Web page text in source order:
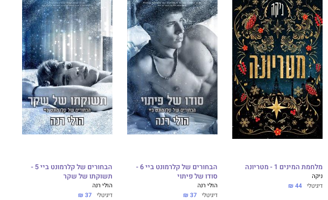
מלחמת המינים 1 - מטריונה
ניקה
דיגיטלי 44 ₪
הבחורים של קלרמונט ביי 6 -
סודו של פיתוי
הולי רנה
דיגיטלי 37 ₪
הבחורים של קלרמונט ביי 5 -
תשוקתו של שקר
הולי רנה
דיגיטלי 37 ₪